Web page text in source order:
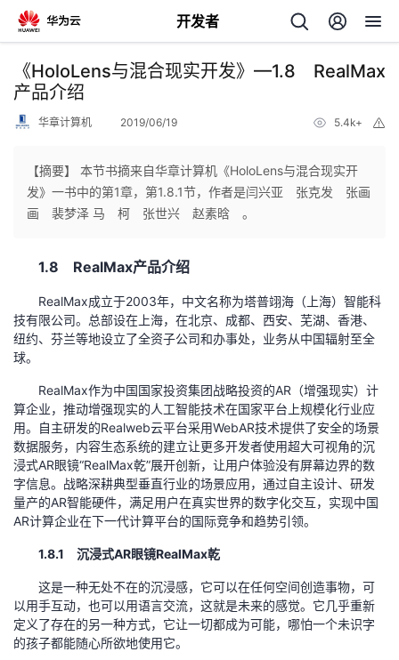
开发者
返
回
个
页
开
者
我
的
博
客
我
的
论
坛
我
的
圈
我
的
我
《HoloLens与混合现实开发》—1.8 RealMax
产品介绍
华章计算机 2019/06/19 5.4k+
【摘要】 本节书摘来自华章计算机《HoloLens与混合现实开
发》一书中的第1章，第1.8.1节，作者是闫兴亚 张克发 张画
画 裴梦泽 马 柯 张世兴 赵素晗 。
1.8 RealMax产品介绍
RealMax成立于2003年，中文名称为塔普翊海（上海）智能科
技有限公司。总部设在上海，在北京、成都、西安、芜湖、香港、
纽约、芬兰等地设立了全资子公司和办事处，业务从中国辐射至全
球。
RealMax作为中国国家投资集团战略投资的AR（增强现实）计
算企业，推动增强现实的人工智能技术在国家平台上规模化行业应
用。自主研发的Realweb云平台采用WebAR技术提供了安全的场景
数据服务，内容生态系统的建立让更多开发者使用超大可视角的沉
浸式AR眼镜“RealMax乾”展开创新，让用户体验没有屏幕边界的数
字信息。战略深耕典型垂直行业的场景应用，通过自主设计、研发
量产的AR智能硬件，满足用户在真实世界的数字化交互，实现中国
AR计算企业在下一代计算平台的国际竞争和趋势引领。
1.8.1 沉浸式AR眼镜RealMax乾
这是一种无处不在的沉浸感，它可以在任何空间创造事物，可
以用手互动，也可以用语言交流，这就是未来的感觉。它几乎重新
定义了存在的另一种方式，它让一切都成为可能，哪怕一个未识字
的孩子都能随心所欲地使用它。